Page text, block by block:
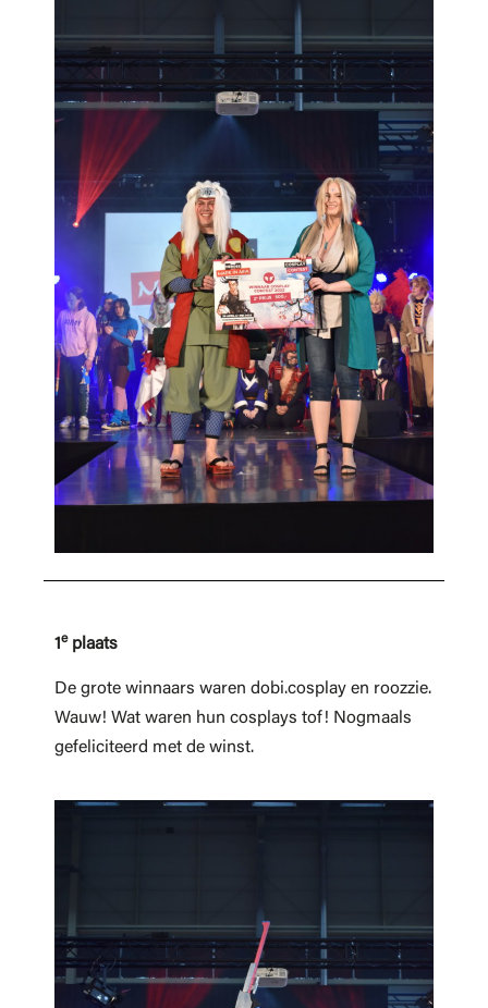
1 eplaats
De grote winnaars waren dobi.cosplay en roozzie.
Wauw! Wat waren hun cosplays tof! Nogmaals
gefeliciteerd met de winst.